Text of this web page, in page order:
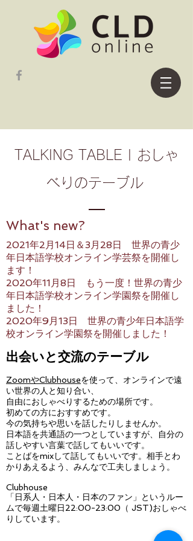
TALKING TABLE | おしゃ
べりのテーブル
What's new?
2021年2月14日＆3月28日 世界の青少
年日本語学校オンライン学芸祭を開催し
ます！
2020年11月8日 もう一度！世界の青少
年日本語学校オンライン学園祭を開催し
ました！
2020年9月13日 世界の青少年日本語学
校オンライン学園祭を開催しました！
出会いと交流のテーブル
ZoomやClubhouseを使って、オンラインで遠
い世界の人と知り合い、
自由におしゃべりするための場所です。
初めての方におすすめです。
今の気持ちや思いを話したりしませんか。
日本語を共通語の一つとしていますが、自分の
話しやすい言葉で話してもいいです。
ことばをmixして話してもいいです。相手とわ
かりあえるよう、みんなで工夫しましょう。
Clubhouse
​「日系人・日本人・日本のファン」というルー
ムで毎週土曜日22:00-23:00（ JST)おしゃべ
りしています。